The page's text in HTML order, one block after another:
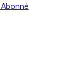
Abonné